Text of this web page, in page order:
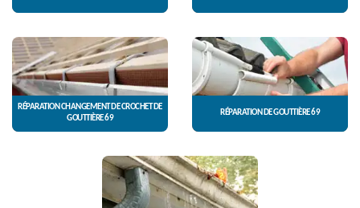
RÉPARATION CHANGEMENT DE CROCHET DE
GOUTTIÈRE 69
RÉPARATION DE GOUTTIÈRE 69